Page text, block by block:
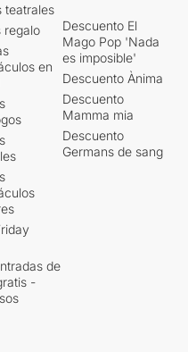
teatrales
regalo
en
de
-
Descuento El
Mago Pop 'Nada
es imposible'
Descuento Ànima
Descuento
Mamma mia
Descuento
Germans de sang